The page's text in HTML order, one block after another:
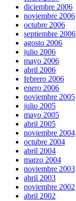
diciembre 2006
noviembre 2006
octubre 2006
septiembre 2006
agosto 2006
julio 2006
mayo 2006
abril 2006
febrero 2006
enero 2006
noviembre 2005
julio 2005
mayo 2005
abril 2005
noviembre 2004
octubre 2004
abril 2004
marzo 2004
noviembre 2003
abril 2003
noviembre 2002
abril 2002